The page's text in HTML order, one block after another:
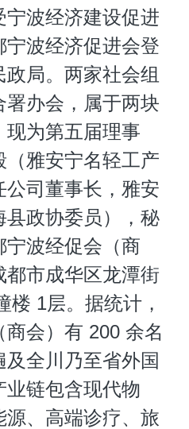
波经济建设促进
波经济促进会登
局。两家社会组
办会，属于两块
现为第五届理事
雅安宁名轻工产
司董事长，雅安
政协委员），秘
波经促会（商
市成华区龙潭街
楼 1层。据统计，
会）有 200 余名
全川乃至省外国
链包含现代物
、高端诊疗、旅